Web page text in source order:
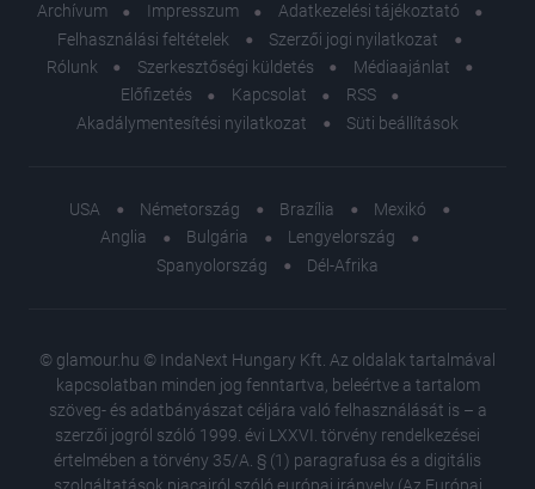
Archívum Impresszum
Adatkezelési tájékoztató
Felhasználási feltételek
Szerzői jogi nyilatkozat
Rólunk
Szerkesztőségi küldetés
Médiaajánlat
Előfizetés
Kapcsolat
RSS
Akadálymentesítési nyilatkozat
Süti beállítások
USA Németország Brazília
Mexikó
Anglia
Bulgária
Lengyelország
Spanyolország
Dél-Afrika
© glamour.hu © IndaNext Hungary Kft. Az oldalak tartalmával
kapcsolatban minden jog fenntartva, beleértve a tartalom
szöveg- és adatbányászat céljára való felhasználását is – a
szerzői jogról szóló 1999. évi LXXVI. törvény rendelkezései
értelmében a törvény 35/A. § (1) paragrafusa és a digitális